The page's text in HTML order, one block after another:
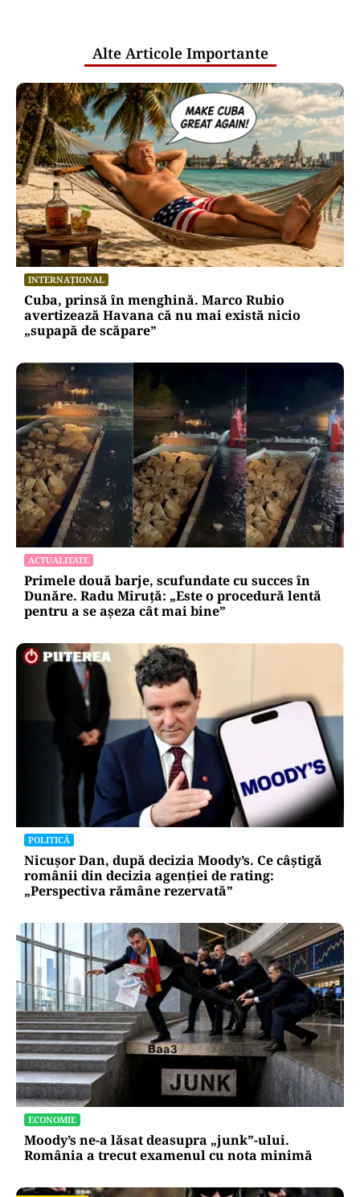
Alte Articole Importante
INTERNAȚIONAL
Cuba, prinsă în menghină. Marco Rubio
avertizează Havana că nu mai există nicio
„supapă de scăpare”
ACTUALITATE
Primele două barje, scufundate cu succes în
Dunăre. Radu Miruță: „Este o procedură lentă
pentru a se așeza cât mai bine”
POLITICĂ
Nicușor Dan, după decizia Moody’s. Ce câștigă
românii din decizia agenției de rating:
„Perspectiva rămâne rezervată”
ECONOMIE
Moody’s ne-a lăsat deasupra „junk”-ului.
România a trecut examenul cu nota minimă